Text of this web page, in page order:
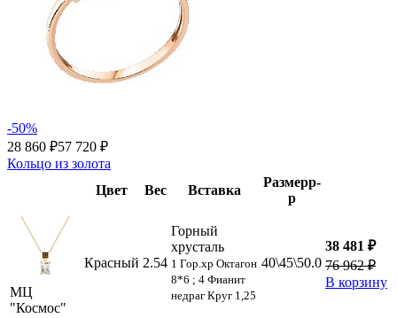
-50%
28 860 ₽57 720 ₽
Кольцо из золота
Цвет
Вес Вставка
Размерр-
р
МЦ
"Космос"
Красный 2.54
Горный
хрусталь
1 Гор.хр Октагон
8*6 ; 4 Фианит
недраг Круг 1,25
40\45\50.0
38 481 ₽
76 962 ₽
В корзину